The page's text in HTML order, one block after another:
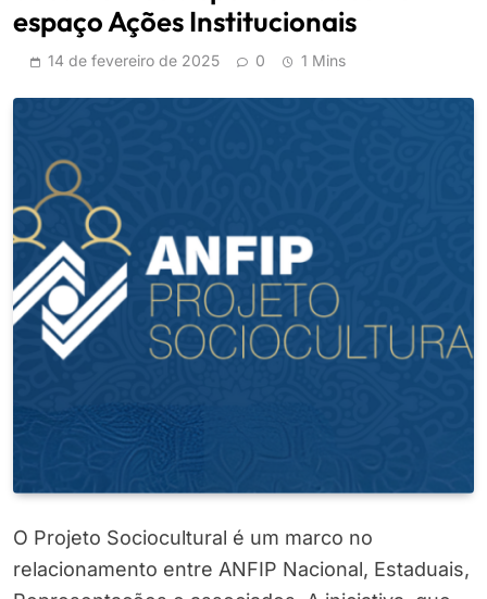
espaço Ações Institucionais
14 de fevereiro de 2025 0 1 Mins
O Projeto Sociocultural é um marco no
relacionamento entre ANFIP Nacional, Estaduais,